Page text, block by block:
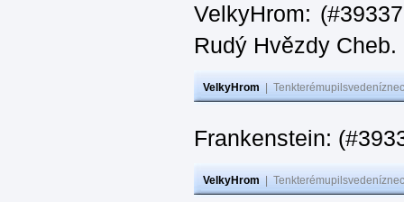
VelkyHrom:
Rudý Hvězdy Cheb.
VelkyHrom
Frankenstein:
VelkyHrom